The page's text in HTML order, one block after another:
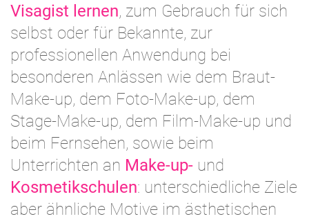
Visagist lernen, zum Gebrauch für sich
selbst oder für Bekannte, zur
professionellen Anwendung bei
besonderen Anlässen wie dem Braut-
Make-up, dem Foto-Make-up, dem
Stage-Make-up, dem Film-Make-up und
beim Fernsehen, sowie beim
Unterrichten an Make-up- und
Kosmetikschulen: unterschiedliche Ziele
aber ähnliche Motive im ästhetischen